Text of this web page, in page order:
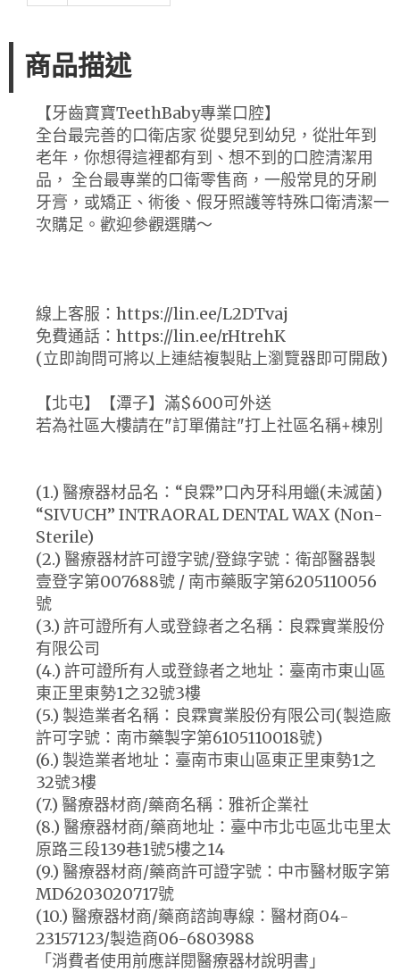
商品描述
【牙齒寶寶TeethBaby專業口腔】
全台最完善的口衛店家 從嬰兒到幼兒，從壯年到
老年，你想得這裡都有到、想不到的口腔清潔用
品， 全台最專業的口衛零售商，一般常見的牙刷
牙膏，或矯正、術後、假牙照護等特殊口衛清潔一
次購足。歡迎參觀選購～
線上客服：https://lin.ee/L2DTvaj
免費通話：https://lin.ee/rHtrehK
(立即詢問可將以上連結複製貼上瀏覽器即可開啟)
【北屯】【潭子】滿$600可外送
若為社區大樓請在"訂單備註"打上社區名稱+棟別
(1.) 醫療器材品名：“良霖”口內牙科用蠟(未滅菌)
“SIVUCH” INTRAORAL DENTAL WAX (Non-
Sterile)
(2.) 醫療器材許可證字號/登錄字號：衛部醫器製
壹登字第007688號 / 南市藥販字第6205110056
號
(3.) 許可證所有人或登錄者之名稱：良霖實業股份
有限公司
(4.) 許可證所有人或登錄者之地址：臺南市東山區
東正里東勢1之32號3樓
(5.) 製造業者名稱：良霖實業股份有限公司(製造廠
許可字號：南市藥製字第6105110018號)
(6.) 製造業者地址：臺南市東山區東正里東勢1之
32號3樓
(7.) 醫療器材商/藥商名稱：雅祈企業社
(8.) 醫療器材商/藥商地址：臺中市北屯區北屯里太
原路三段139巷1號5樓之14
(9.) 醫療器材商/藥商許可證字號：中市醫材販字第
MD6203020717號
(10.) 醫療器材商/藥商諮詢專線：醫材商04-
23157123/製造商06-6803988
「消費者使用前應詳閱醫療器材說明書」